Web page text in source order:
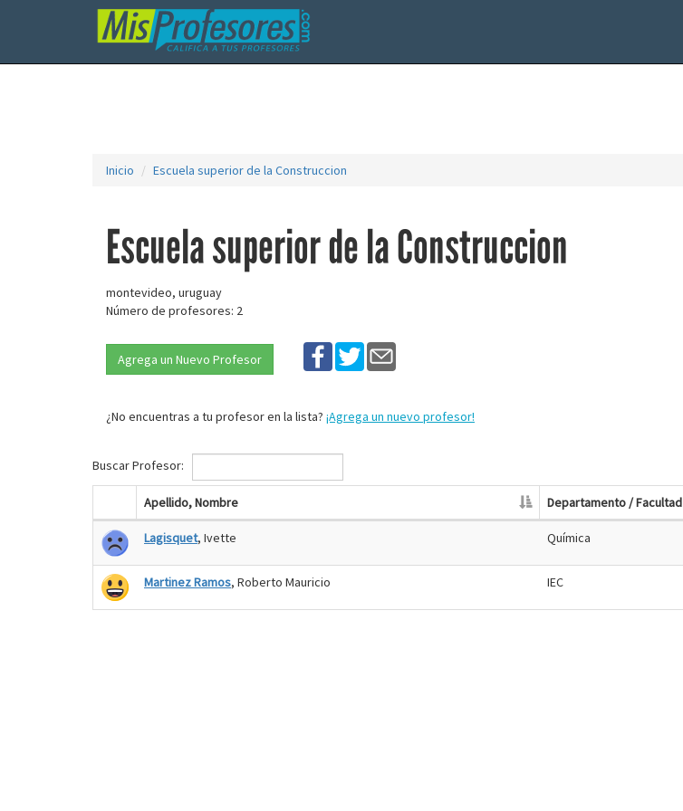
Inicio Escuela superior de la Construccion
Escuela superior de la Construccion
montevideo, uruguay
Número de profesores: 2
Agrega un Nuevo Profesor
¿No encuentras a tu profesor en la lista? ¡Agrega un nuevo profesor!
Buscar Profesor:
Apellido, Nombre Departamento / Facultad
Lagisquet, Ivette Química
Martinez Ramos, Roberto Mauricio IEC